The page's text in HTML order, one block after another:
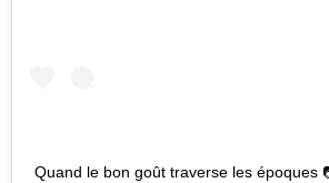
Quand le bon goût traverse les époques